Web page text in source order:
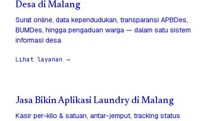
Desa di Malang
Surat online, data kependudukan, transparansi APBDes,
BUMDes, hingga pengaduan warga — dalam satu sistem
informasi desa.
Lihat layanan →
Jasa Bikin Aplikasi Laundry di Malang
Kasir per-kilo & satuan, antar-jemput, tracking status